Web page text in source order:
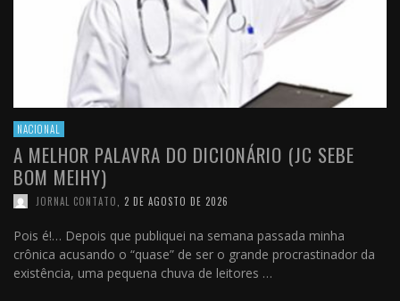
NACIONAL
A MELHOR PALAVRA DO DICIONÁRIO (JC SEBE
BOM MEIHY)
JORNAL CONTATO 2 DE AGOSTO DE 2026
Pois é!… Depois que publiquei na semana passada minha
crônica acusando o “quase” de ser o grande procrastinador da
existência, uma pequena chuva de leitores …